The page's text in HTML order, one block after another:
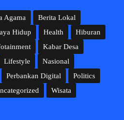
Agama
Berita Lokal
Hidup Health
Hiburan
Kabar Desa
Lifestyle
Nasional
Perbankan Digital
Politics
Wisata